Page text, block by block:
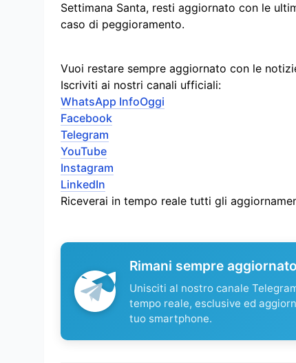
Settimana Santa, resti aggiornato con le
caso di peggioramento.
Vuoi restare sempre aggiornato con le
Iscriviti ai nostri canali ufficiali:
WhatsApp InfoOggi
Facebook
Telegram
YouTube
Instagram
LinkedIn
Riceverai in tempo reale tutti gli
Rimani sempre
Unisciti al nostro canale
tempo reale, esclusive ed
tuo smartphone.